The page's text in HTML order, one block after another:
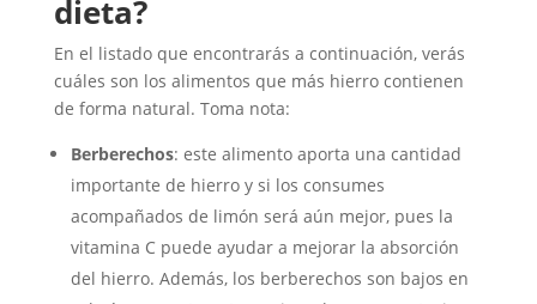
dieta?
En el listado que encontrarás a continuación, verás
cuáles son los alimentos que más hierro contienen
de forma natural. Toma nota:
Berberechos: este alimento aporta una cantidad
importante de hierro y si los consumes
acompañados de limón será aún mejor, pues la
vitamina C puede ayudar a mejorar la absorción
del hierro. Además, los berberechos son bajos en